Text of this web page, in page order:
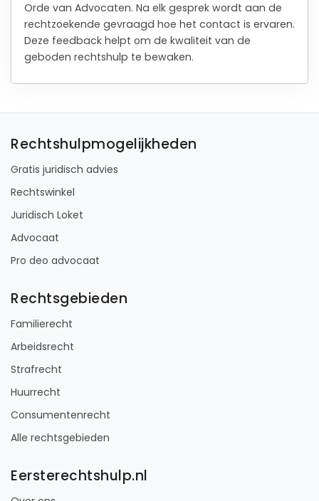
Orde van Advocaten. Na elk gesprek wordt aan de
rechtzoekende gevraagd hoe het contact is ervaren.
Deze feedback helpt om de kwaliteit van de
geboden rechtshulp te bewaken.
Rechtshulpmogelijkheden
Gratis juridisch advies
Rechtswinkel
Juridisch Loket
Advocaat
Pro deo advocaat
Rechtsgebieden
Familierecht
Arbeidsrecht
Strafrecht
Huurrecht
Consumentenrecht
Alle rechtsgebieden
Eersterechtshulp.nl